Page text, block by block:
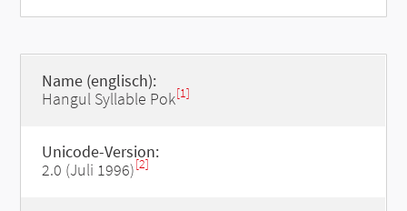
Name (englisch):
Hangul Syllable Pok[1]
Unicode-Version:
2.0 (Juli 1996)[2]